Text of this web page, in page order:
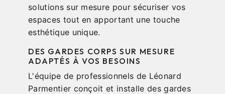
solutions sur mesure pour sécuriser vos
espaces tout en apportant une touche
esthétique unique.
DES GARDES CORPS SUR MESURE
ADAPTÉS À VOS BESOINS
L'équipe de professionnels de Léonard
Parmentier conçoit et installe des gardes